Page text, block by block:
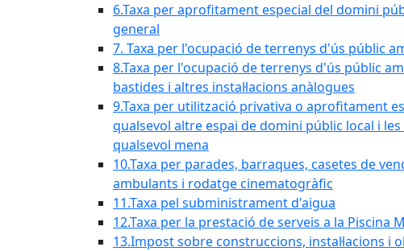
6.Taxa per aprofitament especial del domini
general
7. Taxa per l'ocupació de terrenys d'ús públic
8.Taxa per l'ocupació de terrenys d'ús públic
bastides i altres instal·lacions anàlogues
9.Taxa per utilització privativa o aprofitament
qualsevol altre espai de domini públic local i
qualsevol mena
10.Taxa per parades, barraques, casetes de
ambulants i rodatge cinematogràfic
11.Taxa pel subministrament d'aigua
12.Taxa per la prestació de serveis a la Piscina
13.Impost sobre construccions, instal·lacions i